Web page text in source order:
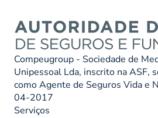
Compeugroup - Sociedade de
Unipessoal Lda, inscrito na ASF,
como Agente de Seguros Vida e
04-2017
Serviços